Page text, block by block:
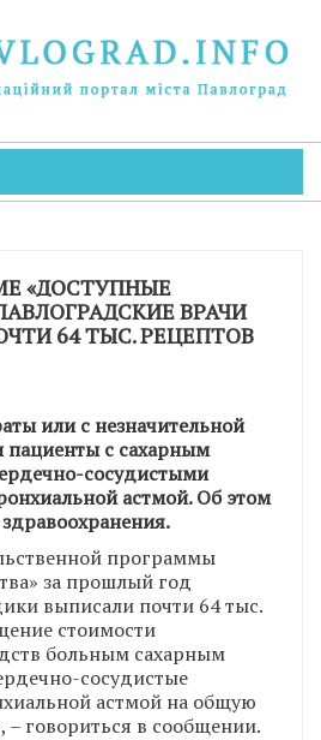
«ДОСТУПНЫЕ
ВРАЧИ
64 ТЫС. РЕЦЕПТОВ
или с незначительной
пациенты с сахарным
сосудистыми
астмой. Об этом
программы
за прошлый год
выписали почти 64 тыс.
стоимости
больным сахарным
сосудистые
астмой на общую
говориться в сообщении.